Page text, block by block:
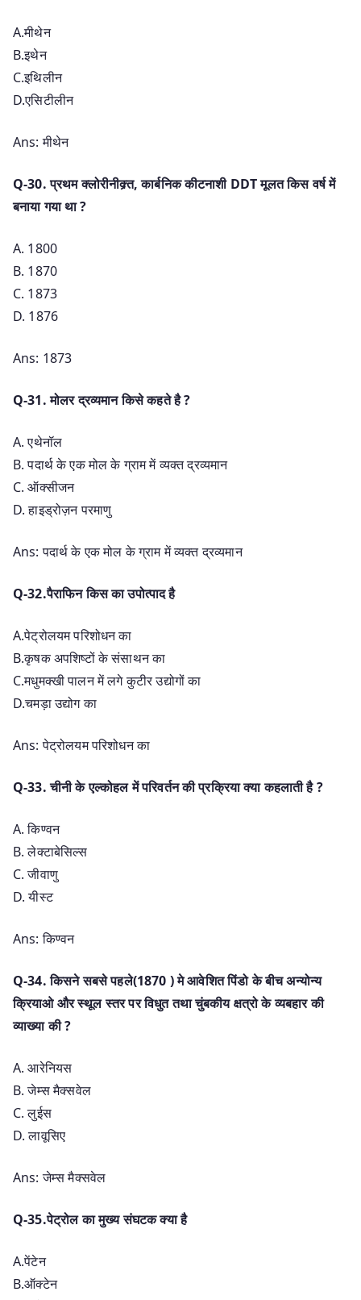
A.मीथेन
B.इथेन
C.इथिलीन
D.एसिटीलीन
Ans: मीथेन
Q-30. प्रथम क्लोरीनीक्र्त, कार्बनिक कीटनाशी DDT मूलत किस वर्ष में
बनाया गया था ?
A. 1800
B. 1870
C. 1873
D. 1876
Ans: 1873
Q-31. मोलर द्रव्यमान किसे कहते है ?
A. एथेनॉल
B. पदार्थ के एक मोल के ग्राम में व्यक्त द्रव्यमान
C. ऑक्सीजन
D. हाइड्रोज़न परमाणु
Ans: पदार्थ के एक मोल के ग्राम में व्यक्त द्रव्यमान
Q-32.पैराफिन किस का उपोत्पाद है
A.पेट्रोलयम परिशोधन का
B.कृषक अपशिष्टों के संसाथन का
C.मधुमक्खी पालन में लगे कुटीर उद्योगों का
D.चमड़ा उद्योग का
Ans: पेट्रोलयम परिशोधन का
Q-33. चीनी के एल्कोहल में परिवर्तन की प्रक्रिया क्या कहलाती है ?
A. किण्वन
B. लेक्टाबेसिल्स
C. जीवाणु
D. यीस्ट
Ans: किण्वन
Q-34. किसने सबसे पहले(1870 ) मे आवेशित पिंडो के बीच अन्योन्य
क्रियाओ और स्थूल स्तर पर विधुत तथा चुंबकीय क्षत्रो के व्यबहार की
व्याख्या की ?
A. आरेनियस
B. जेम्स मैक्सवेल
C. लुईस
D. लावूसिए
Ans: जेम्स मैक्सवेल
Q-35.पेट्रोल का मुख्य संघटक क्या है
A.पेंटेन
B.ऑक्टेन